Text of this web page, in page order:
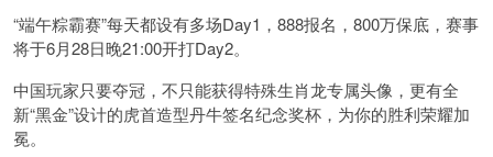
“端午粽霸赛”每天都设有多场Day1，888报名，800万保底，赛事
将于6月28日晚21:00开打Day2。
中国玩家只要夺冠，不只能获得特殊生肖龙专属头像，更有全
新“黑金”设计的虎首造型丹牛签名纪念奖杯，为你的胜利荣耀加
冕。